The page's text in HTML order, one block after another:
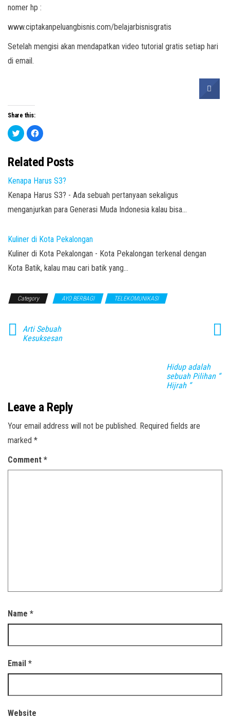
nomer hp :
www.ciptakanpeluangbisnis.com/belajarbisnisgratis
Setelah mengisi akan mendapatkan video tutorial gratis setiap hari
di email.
Share this:
C
l
k
o
h
a
r
e
n
t
t
r
O
p
s
i
n
w
n
C
l
k
t
o
h
r
e
o
n
e
b
o
o
(
O
n
i
w
w
i
Related Posts
Kenapa Harus S3?
Kenapa Harus S3? - Ada sebuah pertanyaan sekaligus
menganjurkan para Generasi Muda Indonesia kalau bisa…
Kuliner di Kota Pekalongan
Kuliner di Kota Pekalongan - Kota Pekalongan terkenal dengan
Kota Batik, kalau mau cari batik yang…
Category AYO BERBAGI TELEKOMUNIKASI
Arti Sebuah
Kesuksesan
Hidup adalah
sebuah Pilihan “
Hijrah “
Leave a Reply
Your email address will not be published. Required fields are
marked *
Comment *
Name *
Email *
Website